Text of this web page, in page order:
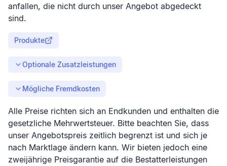
anfallen, die nicht durch unser Angebot abgedeckt
sind.
Produkte
Optionale Zusatzleistungen
Mögliche Fremdkosten
Alle Preise richten sich an Endkunden und enthalten die
gesetzliche Mehrwertsteuer. Bitte beachten Sie, dass
unser Angebotspreis zeitlich begrenzt ist und sich je
nach Marktlage ändern kann. Wir bieten jedoch eine
zweijährige Preisgarantie auf die Bestatterleistungen